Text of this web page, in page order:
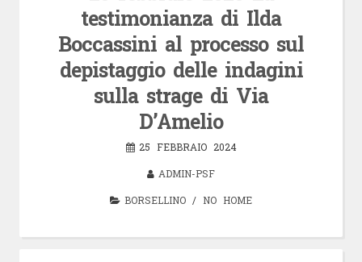
testimonianza di Ilda
Boccassini al processo sul
depistaggio delle indagini
sulla strage di Via
D’Amelio
25 FEBBRAIO 2024
ADMIN-PSF
BORSELLINO / NO HOME